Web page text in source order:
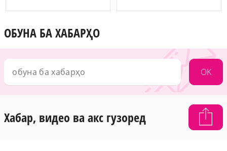
ОБУНА БА ХАБАРҲО
OK
Хабар, видео ва акс гузоред